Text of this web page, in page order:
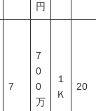
円
7
7
0
0
万
１
Ｋ
20